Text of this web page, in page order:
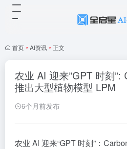
首页 • AI资讯 • 正文
农业 AI 迎来”GPT 时刻”:
推出大型植物模型 LPM
6个月前发布
农业 AI 迎来“GPT 时刻”：